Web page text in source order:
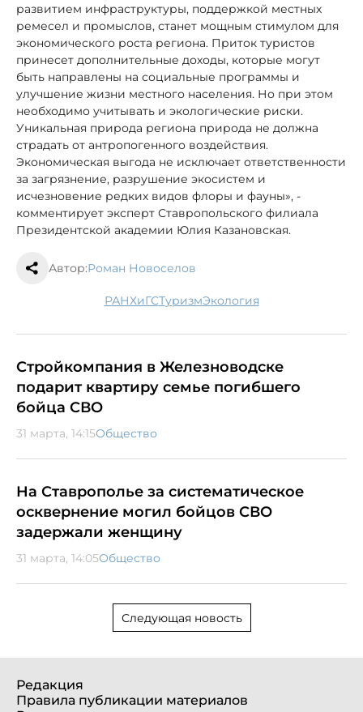
развитием инфраструктуры, поддержкой местных
ремесел и промыслов, станет мощным стимулом для
экономического роста региона. Приток туристов
принесет дополнительные доходы, которые могут
быть направлены на социальные программы и
улучшение жизни местного населения. Но при этом
необходимо учитывать и экологические риски.
Уникальная природа региона природа не должна
страдать от антропогенного воздействия.
Экономическая выгода не исключает ответственности
за загрязнение, разрушение экосистем и
исчезновение редких видов флоры и фауны», -
комментирует эксперт Ставропольского филиала
Президентской академии Юлия Казановская.
Автор:Роман Новоселов
РАНХиГС туризм экология
Стройкомпания в Железноводске
подарит квартиру семье погибшего
бойца СВО
31 марта, 14:15Общество
На Ставрополье за систематическое
осквернение могил бойцов СВО
задержали женщину
31 марта, 14:05Общество
Следующая новость
Редакция
Правила публикации материалов